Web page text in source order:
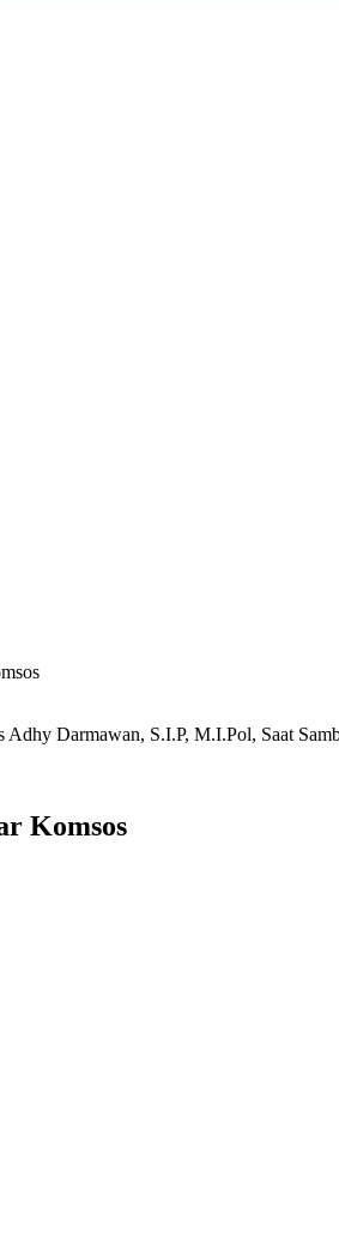
Darmawan, S.I.P, M.I.Pol, Saat
Komsos